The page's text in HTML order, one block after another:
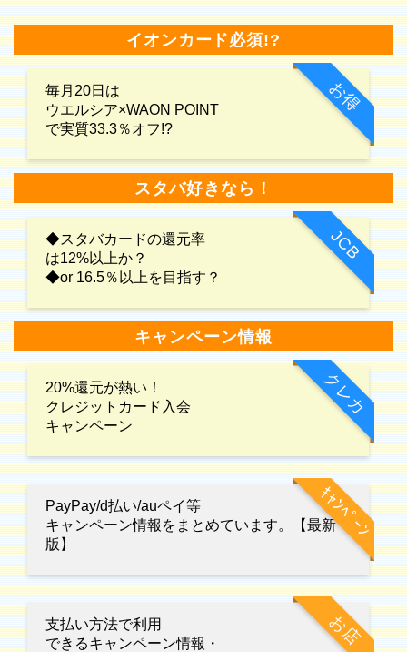
イオンカード必須!?
お得
毎月20日は
ウエルシア×WAON POINT
で実質33.3％オフ!?
スタバ好きなら！
JCB
◆スタバカードの還元率
は12%以上か？
◆or 16.5％以上を目指す？
キャンペーン情報
クレカ
20%還元が熱い！
クレジットカード入会
キャンペーン
ｷｬﾝﾍﾟｰﾝ
PayPay/d払い/auペイ等
キャンペーン情報をまとめています。【最新
版】
お店
支払い方法で利用
できるキャンペーン情報・